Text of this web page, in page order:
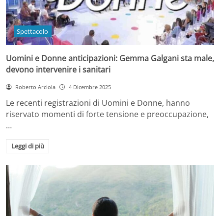
Spettacolo
Uomini e Donne anticipazioni: Gemma Galgani sta male,
devono intervenire i sanitari
Roberto Arciola 4 Dicembre 2025
Le recenti registrazioni di Uomini e Donne, hanno
riservato momenti di forte tensione e preoccupazione,
…
Leggi di più